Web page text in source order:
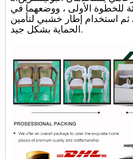
للخطوة الأولى ، ووضعهما في
استخدام إطار خشبي لتأمين
الحماية بشكل جيد.